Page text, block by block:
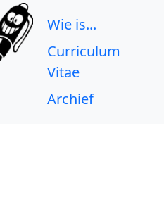
Wie is...
Curriculum
Vitae
Archief